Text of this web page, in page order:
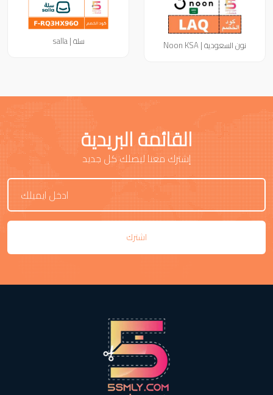
نون السعودية | Noon KSA سلة | salla
القائمة البريدية
إشترك معنا ليصلك كل جديد
اشترك